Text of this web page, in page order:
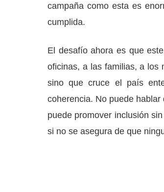
campaña como esta es
cumplida.
El desafío ahora es que
oficinas, a las familias, a los
sino que cruce el país
coherencia. No puede
puede promover inclusión
si no se asegura de que